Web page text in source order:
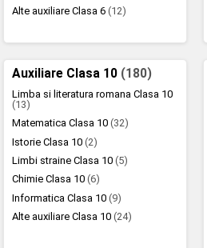
Alte auxiliare Clasa 6(12)
Auxiliare Clasa 10 (180)
Limba si literatura romana Clasa 10
(13)
Matematica Clasa 10(32)
Istorie Clasa 10(2)
Limbi straine Clasa 10(5)
Chimie Clasa 10(6)
Informatica Clasa 10(9)
Alte auxiliare Clasa 10(24)